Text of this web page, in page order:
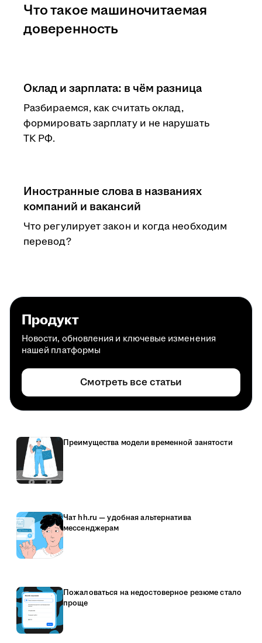
Оклад и зарплата: в чём разница
Разбираемся, как считать оклад,
формировать зарплату и не нарушать
ТК РФ.
Иностранные слова в названиях
компаний и вакансий
Что регулирует закон и когда необходим
перевод?
Что такое машиночитаемая
доверенность
Продукт
Новости, обновления и ключевые изменения
нашей платформы
Смотреть все статьи
Преимущества модели временной занятости
Чат hh.ru — удобная альтернатива
мессенджерам
Пожаловаться на недостоверное резюме стало
проще